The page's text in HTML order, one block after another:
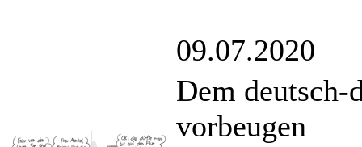
09.07.2020
Dem deutsch-
vorbeugen